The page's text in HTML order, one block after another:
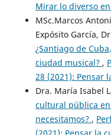
Mirar lo diverso
MSc.Marcos
Expósito García,
¿Santiago de
ciudad musical? ,
28 (2021): Pensar
Dra. María Isabel
cultural pública
necesitamos? ,